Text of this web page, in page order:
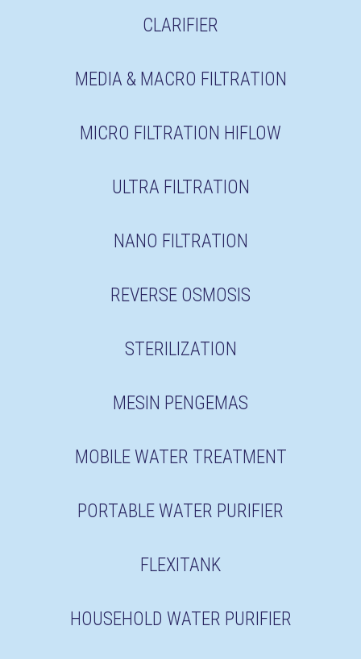
CLARIFIER
MEDIA & MACRO FILTRATION
MICRO FILTRATION HIFLOW
ULTRA FILTRATION
NANO FILTRATION
REVERSE OSMOSIS
STERILIZATION
MESIN PENGEMAS
MOBILE WATER TREATMENT
PORTABLE WATER PURIFIER
FLEXITANK
HOUSEHOLD WATER PURIFIER